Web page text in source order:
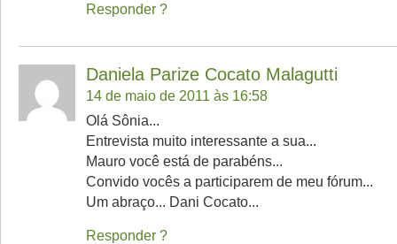
Responder
Daniela Parize Cocato Malagutti
14 de maio de 2011 às 16:58
Olá Sônia...
Entrevista muito interessante a sua...
Mauro você está de parabéns...
Convido vocês a participarem de meu fórum...
Um abraço... Dani Cocato...
Responder